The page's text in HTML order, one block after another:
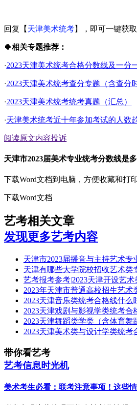
回复【 天津美术统考】，即可一键获
🍀相关专题推荐：
·2023天津美术统考合格分数线及一分
·2023天津美术统考查分专题（含查分
·2023天津美术统考统考真题（汇总）
·天津美术统考近十年参加考试的人数
阅读原文内容投诉
天津市2023届美术专业统考分数线是
下载Word文档到电脑，方便收藏和打
下载Word文档
艺考相关文章
发现更多艺考内容
天津市2023届播音与主持艺术
天津有哪些大学院校招收艺术类
艺考报考参考|2023天津开设艺
2023年天津市普通高校招生艺
2023天津音乐类统考合格线什
2023天津戏剧与影视学类统考
2023天津舞蹈类学类（含体育
2023天津美术类与设计学类统
带你看艺考
艺考信息时光机
美术考生必看：联考注意事项！这些